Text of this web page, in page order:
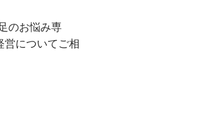
のお悩み専
についてご相